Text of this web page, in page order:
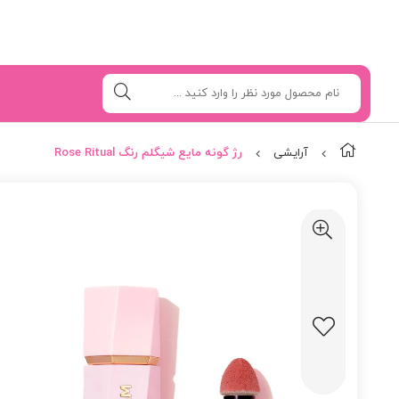
آرایشی رژ گونه مایع شیگلم رنگ Rose Ritual